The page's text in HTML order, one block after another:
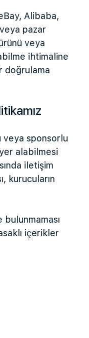
Alibaba,
pazar
veya
ihtimaline
doğrulama
veya sponsorlu
alabilmesi
iletişim
kurucuların
içerikler